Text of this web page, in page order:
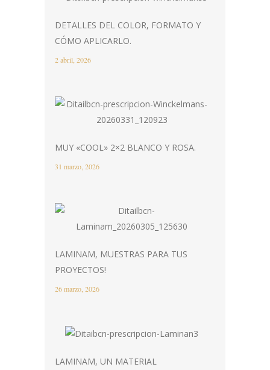
DETALLES DEL COLOR, FORMATO Y
CÓMO APLICARLO.
2 abril, 2026
MUY «COOL» 2×2 BLANCO Y ROSA.
31 marzo, 2026
LAMINAM, MUESTRAS PARA TUS
PROYECTOS!
26 marzo, 2026
LAMINAM, UN MATERIAL